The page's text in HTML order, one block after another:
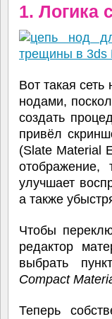
1. Логика
Вот такая
нодами,
создать
привёл
(Slate Material
улучшает
а также
Чтобы
редактор
выбрать
Compact
Теперь